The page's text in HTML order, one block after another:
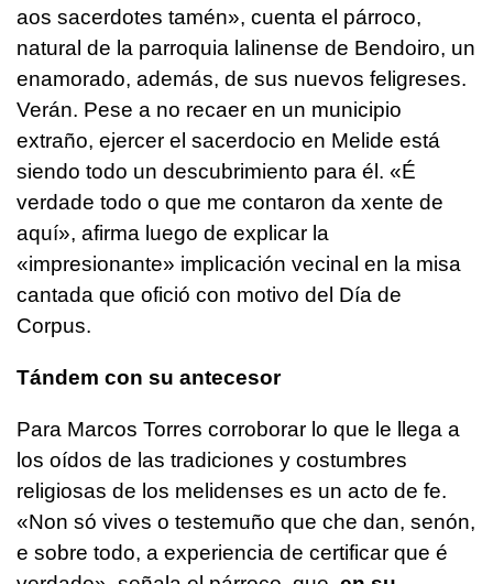
aos sacerdotes tamén», cuenta el párroco,
natural de la parroquia lalinense de Bendoiro, un
enamorado, además, de sus nuevos feligreses.
Verán. Pese a no recaer en un municipio
extraño, ejercer el sacerdocio en Melide está
siendo todo un descubrimiento para él. «É
verdade todo o que me contaron da xente de
aquí», afirma luego de explicar la
«impresionante» implicación vecinal en la misa
cantada que ofició con motivo del Día de
Corpus.
Tándem con su antecesor
Para Marcos Torres corroborar lo que le llega a
los oídos de las tradiciones y costumbres
religiosas de los melidenses es un acto de fe.
«Non só vives o testemuño que che dan, senón,
e sobre todo, a experiencia de certificar que é